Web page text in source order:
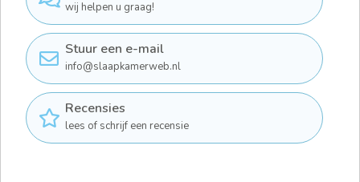
wij helpen u graag!
Stuur een e-mail
info@slaapkamerweb.nl
Recensies
lees of schrijf een recensie